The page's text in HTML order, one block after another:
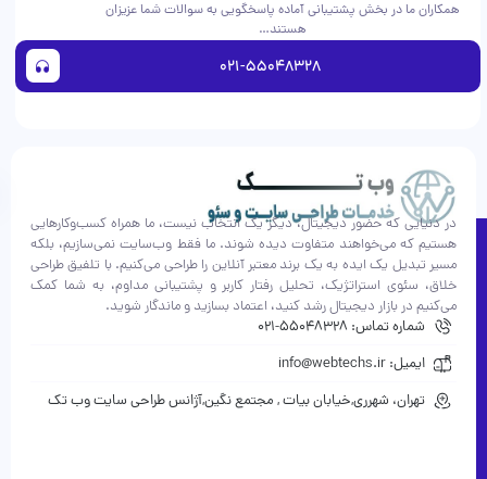
همکاران ما در بخش پشتیبانی آماده پاسخگویی به سوالات شما عزیزان
هستند…
021-55048328
در دنیایی که حضور دیجیتال، دیگر یک انتخاب نیست، ما همراه کسب‌وکارهایی
هستیم که می‌خواهند متفاوت دیده شوند. ما فقط وب‌سایت نمی‌سازیم، بلکه
مسیر تبدیل یک ایده به یک برند معتبر آنلاین را طراحی می‌کنیم. با تلفیق طراحی
خلاق، سئوی استراتژیک، تحلیل رفتار کاربر و پشتیبانی مداوم، به شما کمک
می‌کنیم در بازار دیجیتال رشد کنید، اعتماد بسازید و ماندگار شوید.
شماره تماس: 55048328-021
ایمیل: info@webtechs.ir
تهران، شهرری,خیابان بیات , مجتمع نگین,آژانس طراحی سایت وب تک